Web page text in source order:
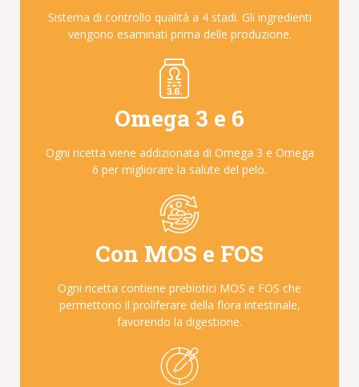
Sistema di controllo qualità a 4 stadi. Gli ingredienti
vengono esaminati prima delle produzione.
Omega 3 e 6
Ogni ricetta viene addizionata di Omega 3 e Omega
6 per migliorare la salute del pelo.
Con MOS e FOS
Ogni ricetta contiene prebiotici MOS e FOS che
permettono il proliferare della flora intestinale,
favorendo la digestione.